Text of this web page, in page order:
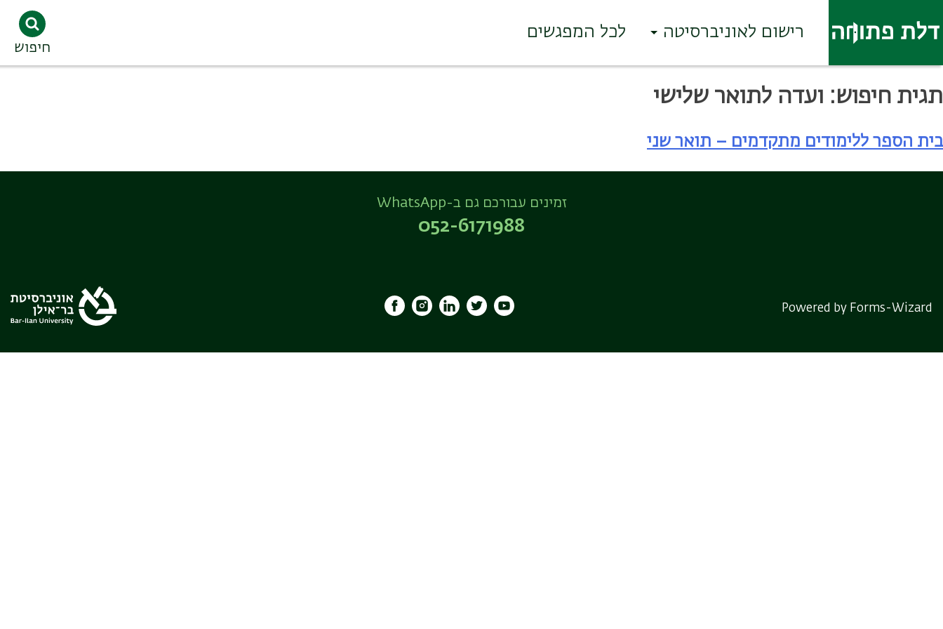
Skip
to
רישום לאוניברסיטה לכל המפגשים
חיפוש
תגית חיפוש: ועדה לתואר שלישי
בית הספר ללימודים מתקדמים – תואר שני
זמינים עבורכם גם ב-WhatsApp
052-6171988
Powered by Forms-Wizard